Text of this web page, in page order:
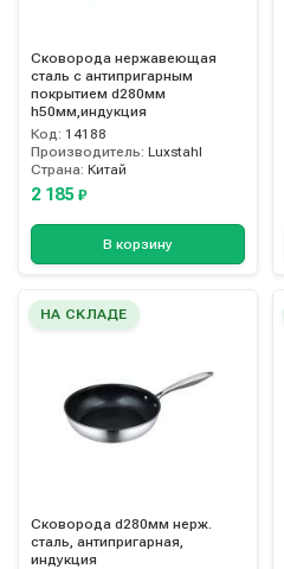
Сковорода нержавеющая
сталь с антипригарным
покрытием d280мм
h50мм,индукция
Код: 14188
Производитель: Luxstahl
Страна: Китай
2 185 ₽
В корзину
НА СКЛАДЕ
Сковорода d280мм нерж.
сталь, антипригарная,
индукция